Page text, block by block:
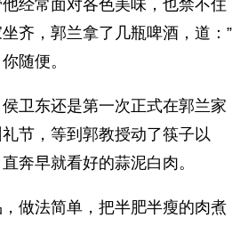
经常面对各色美味，也禁不住
齐，郭兰拿了几瓶啤酒，道：”
随便。
卫东还是第一次正式在郭兰家
节，等到郭教授动了筷子以
奔早就看好的蒜泥白肉。
做法简单，把半肥半瘦的肉煮